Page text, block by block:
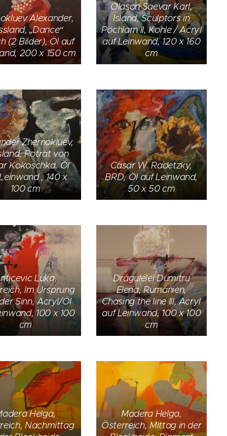
Alexander,
„Dance“
(2 Bilder), Öl auf
200 x 150 cm
Olason Saevar Karl,
Island, Sculptors in
Pöchlarn II, Kohle / Acryl
auf Leinwand, 120 x 160
cm
Zhernokluev,
Poträt von
Kokoschka, Öl
, 140 x
100 cm
Cäsar W. Radetzky,
BRD, Öl auf Leinwand,
50 x 50 cm
Luka,
Im Ursprung
Sinn, Acryl/Öl
100 x 100
cm
Drágulelei Dumitru
Elena, Rumänien,
Chasing the line III, Acryl
auf Leinwand, 100 x 100
cm
Helga,
Nachmittag
Madera Helga,
Österreich, Mittag in der